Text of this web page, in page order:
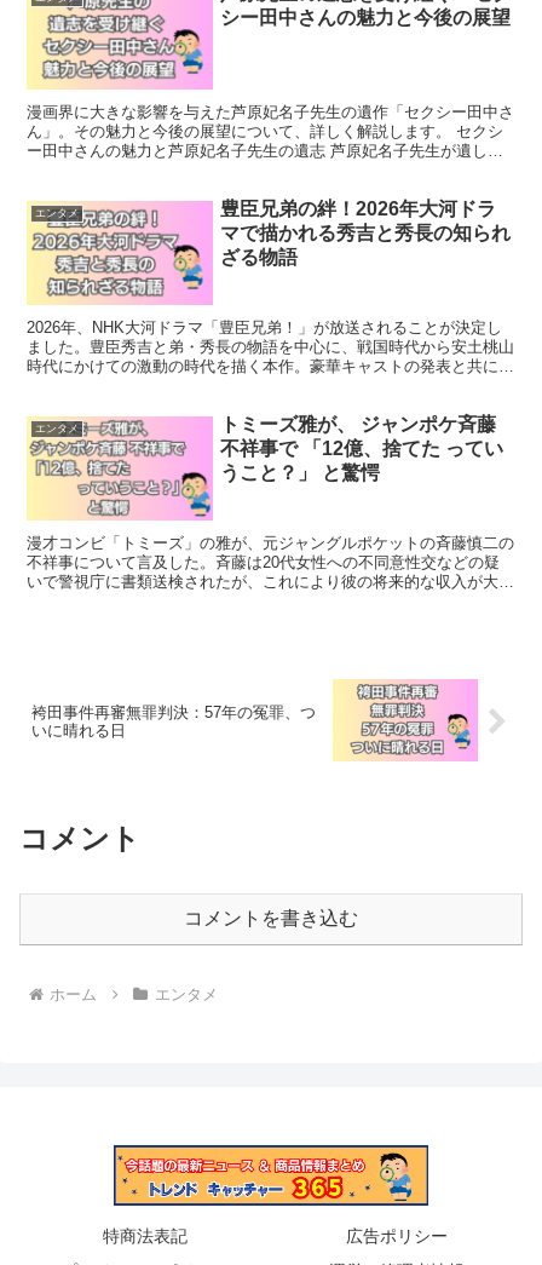
シー田中さんの魅力と今後の展望
漫画界に大きな影響を与えた芦原妃名子先生の遺作「セクシー田中さ
ん」。その魅力と今後の展望について、詳しく解説します。 セクシ
ー田中さんの魅力と芦原妃名子先生の遺志 芦原妃名子先生が遺した
エンタメ
豊臣兄弟の絆！2026年大河ドラ
マで描かれる秀吉と秀長の知られ
ざる物語
2026年、NHK大河ドラマ「豊臣兄弟！」が放送されることが決定し
ました。豊臣秀吉と弟・秀長の物語を中心に、戦国時代から安土桃山
時代にかけての激動の時代を描く本作。豪華キャストの発表と共に、
エンタメ
トミーズ雅が、 ジャンポケ斉藤
不祥事で 「12億、捨てた ってい
うこと？」 と驚愕
漫才コンビ「トミーズ」の雅が、元ジャングルポケットの斉藤慎二の
不祥事について言及した。斉藤は20代女性への不同意性交などの疑
いで警視庁に書類送検されたが、これにより彼の将来的な収入が大き
袴田事件再審無罪判決：57年の冤罪、つ
いに晴れる日
コメント
コメントを書き込む
ホーム エンタメ
特商法表記
広告ポリシー